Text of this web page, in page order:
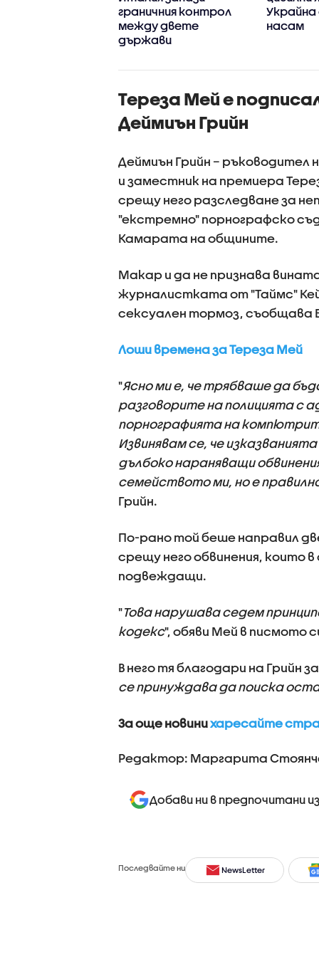
граничния контрол
между двете
държави
Украйна
насам
Тереза Мей е
Деймиън Грийн
Деймиън Грийн –
и заместник на премиера
срещу него разследване за
"екстремно" порнографско
Камарата на общините.
Макар и да не признава
журналистката от "Таймс"
сексуален тормоз, съобщава
Лоши времена за Тереза Мей
"Ясно ми е, че трябваше да
разговорите на полицията с
порнографията на
Извинявам се, че
дълбоко нараняващи
семейството ми, но е
Грийн.
По-рано той беше направил
срещу него обвинения, които
подвеждащи.
"Това нарушава седем
кодекс", обяви Мей в писмото
В него тя благодари на Грийн
се принуждава да поиска
За още новинихаресайте
Редактор: Маргарита
Добави ни в предпочитани
Последвайте ни NewsLetter